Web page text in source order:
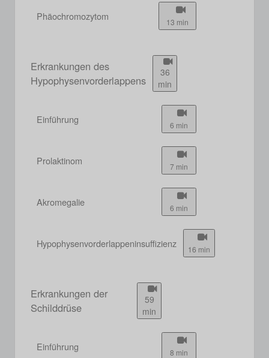
Phäochromozytom 13 min
Erkrankungen des
Hypophysenvorderlappens
36
min
Einführung 6 min
Prolaktinom 7 min
Akromegalie 6 min
Hypophysenvorderlappeninsuffizienz 16 min
Erkrankungen der
Schilddrüse
59
min
Einführung 8 min